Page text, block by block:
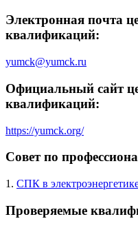
Электронная почта
квалификаций:
yumck@yumck.ru
Официальный сайт
квалификаций:
https://yumck.org/
Совет по
1. СПК в
Проверяемые